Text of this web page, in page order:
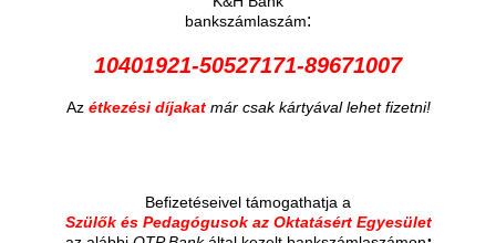
bankszámlaszám:
10401921-50527171-89671007
Az étkezési díjakat már csak kártyával lehet fizetni!
Befizetéseivel támogathatja a
Szülők és Pedagógusok az Oktatásért Egyesület